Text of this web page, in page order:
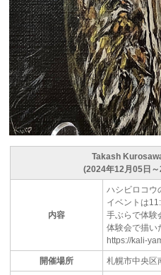
Takash
(2024年12月05日～
内容
ハシビロコウ
イベントは
手ぶらで体験
体験会で描い
https://kali-
開催場所 札幌市中央区